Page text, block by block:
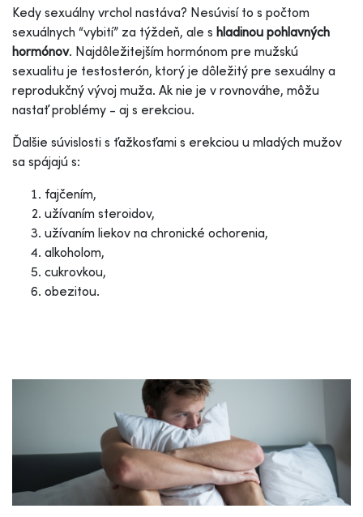
Kedy sexuálny vrchol nastáva? Nesúvisí to s počtom
sexuálnych “vybití” za týždeň, ale s hladinou pohlavných
hormónov. Najdôležitejším hormónom pre mužskú
sexualitu je testosterón, ktorý je dôležitý pre sexuálny a
reprodukčný vývoj muža. Ak nie je v rovnováhe, môžu
nastať problémy - aj s erekciou.
Ďalšie súvislosti s ťažkosťami s erekciou u mladých mužov
sa spájajú s:
fajčením,
užívaním steroidov,
užívaním liekov na chronické ochorenia,
alkoholom,
cukrovkou,
obezitou.